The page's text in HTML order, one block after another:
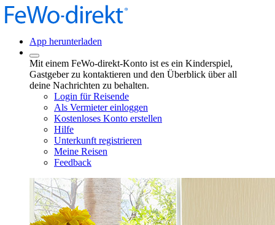
App herunterladen
Mit einem FeWo-direkt-Konto ist es ein Kinderspiel,
Gastgeber zu kontaktieren und den Überblick über all
deine Nachrichten zu behalten.
Login für Reisende
Als Vermieter einloggen
Kostenloses Konto erstellen
Hilfe
Unterkunft registrieren
Meine Reisen
Feedback